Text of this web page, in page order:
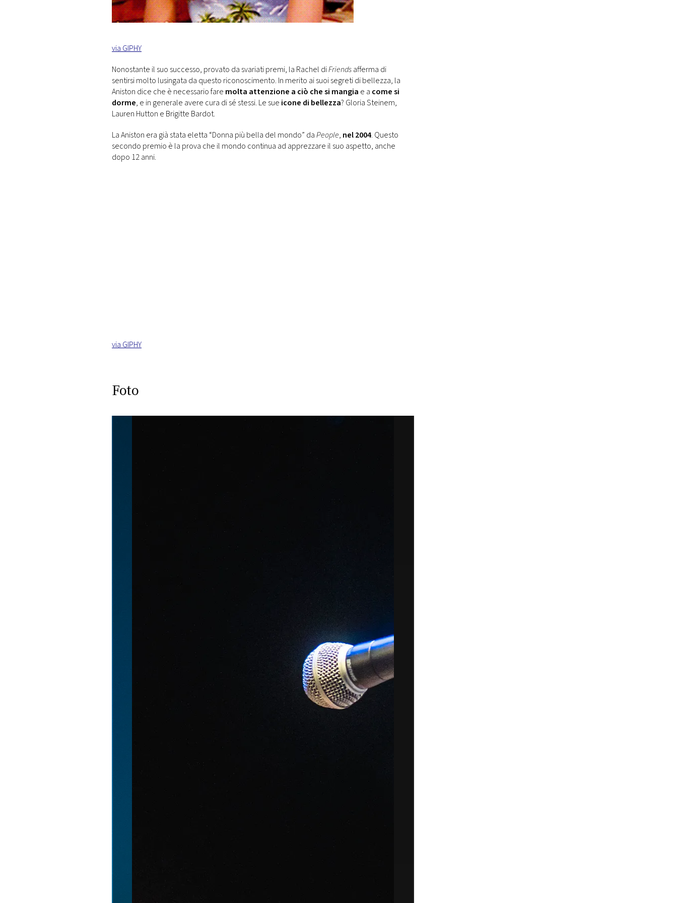
via GIPHY
Nonostante il suo successo, provato da svariati premi, la Rachel diFriendsafferma di
sentirsi molto lusingata da questo riconoscimento. In merito ai suoi segreti di bellezza, la
Aniston dice che è necessario fare molta attenzione a ciò che si mangia e a come si
dorme, e in generale avere cura di sé stessi. Le sue icone di bellezza? Gloria Steinem,
Lauren Hutton e Brigitte Bardot.
La Aniston era già stata eletta “Donna più bella del mondo” daPeople, nel 2004. Questo
secondo premio è la prova che il mondo continua ad apprezzare il suo aspetto, anche
dopo 12 anni.
via GIPHY
Foto